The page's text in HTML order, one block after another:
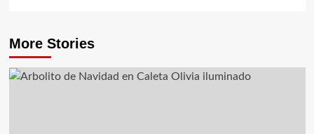
More Stories